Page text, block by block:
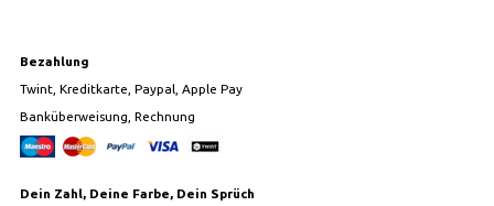
Bezahlung
Twint, Kreditkarte, Paypal, Apple Pay
Banküberweisung, Rechnung
Dein Zahl, Deine Farbe, Dein Sprüch